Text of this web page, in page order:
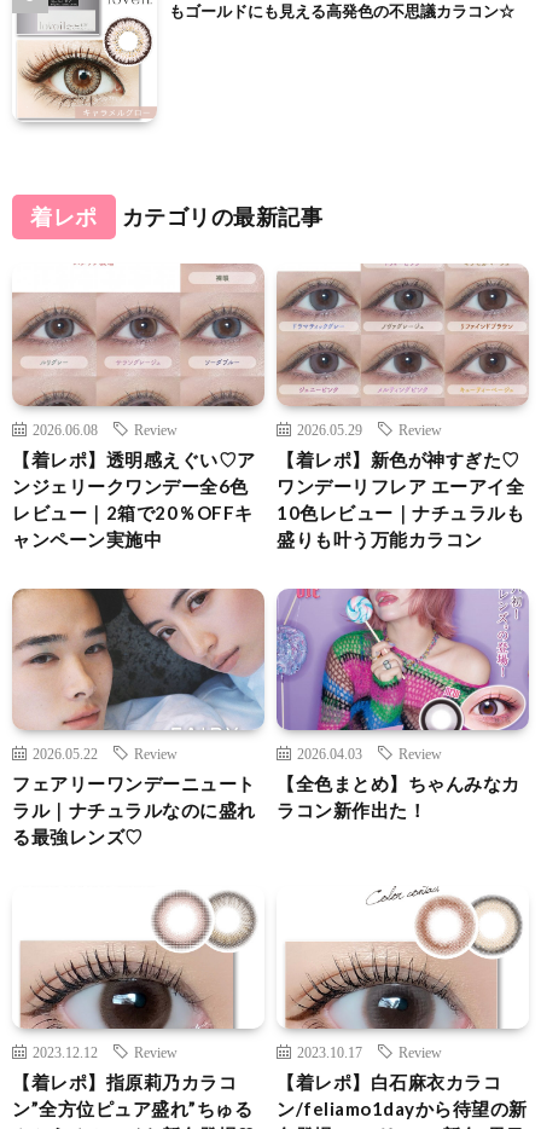
もゴールドにも見える高発色の不思議カラコン☆
着レポ カテゴリの最新記事
2026.06.08 Review
【着レポ】透明感えぐい♡ア
ンジェリークワンデー全6色
レビュー｜2箱で20％OFFキ
ャンペーン実施中
2026.05.29 Review
【着レポ】新色が神すぎた♡
ワンデーリフレア エーアイ全
10色レビュー｜ナチュラルも
盛りも叶う万能カラコン
2026.05.22 Review
フェアリーワンデーニュート
ラル｜ナチュラルなのに盛れ
る最強レンズ♡
2026.04.03 Review
【全色まとめ】ちゃんみなカ
ラコン新作出た！
2023.12.12 Review
【着レポ】指原莉乃カラコ
ン”全方位ピュア盛れ”ちゅる
2023.10.17 Review
【着レポ】白石麻衣カラコ
ン/feliamo1dayから待望の新